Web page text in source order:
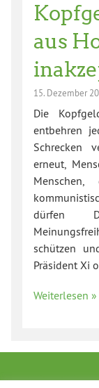
aus
15. Dezember
Die
entbehren
Schrecken
erneut,
dürfen
schützen
Präsident Xi
Weiterlesen »